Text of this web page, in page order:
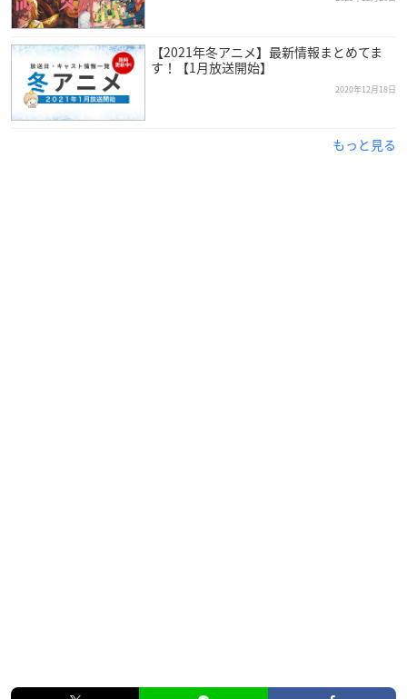
【キャスト】
ルーデウス・グレイラット：内山夕実
前世の男：杉田智和
ロキシー・ミグルディア：小原好美
エリス・ボレアス・グレイラット：加隈亜衣
【2021年冬アニメ】最新情報まとめてま
す！【1月放送開始】
2020年12月18日
もっと見る